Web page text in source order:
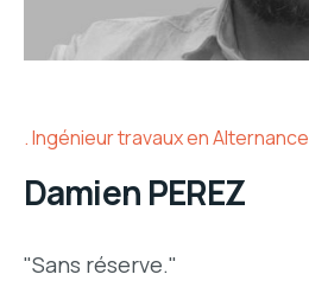
Ingénieur travaux en Alternance
Damien PEREZ
"Sans réserve."